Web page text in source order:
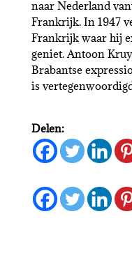
naar Nederland
Frankrijk. In 1947
Frankrijk waar hij
geniet. Antoon
Brabantse
is
Delen: